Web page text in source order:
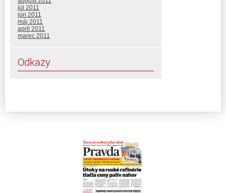
júl 2011
jún 2011
máj 2011
apríl 2011
marec 2011
Odkazy